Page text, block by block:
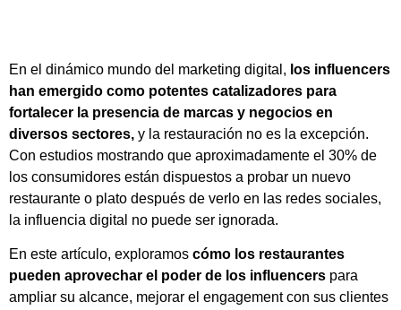
En el dinámico mundo del marketing digital, los influencers
han emergido como potentes catalizadores para
fortalecer la presencia de marcas y negocios en
diversos sectores, y la restauración no es la excepción.
Con estudios mostrando que aproximadamente el 30% de
los consumidores están dispuestos a probar un nuevo
restaurante o plato después de verlo en las redes sociales,
la influencia digital no puede ser ignorada.
En este artículo, exploramos cómo los restaurantes
pueden aprovechar el poder de los influencers para
ampliar su alcance, mejorar el engagement con sus clientes